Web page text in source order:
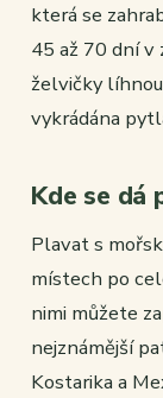
která se
45 až 70 dní
želvičky
vykrádána
Kde se dá
Plavat s
místech po
nimi můžete
nejznámější
Kostarika a